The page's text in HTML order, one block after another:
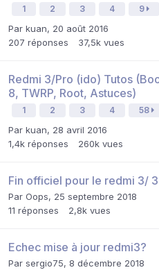
1 2 3 4 9
Par kuan, 20 août 2016
207 réponses 37,5k vues
Redmi 3/Pro (ido) Tutos
8, TWRP, Root, Astuces)
1 2 3 4 58
Par kuan, 28 avril 2016
1,4k réponses 260k vues
Fin officiel pour le redmi 3/
Par Oops, 25 septembre 2018
11 réponses 2,8k vues
Echec mise à jour redmi3?
Par sergio75, 8 décembre 2018